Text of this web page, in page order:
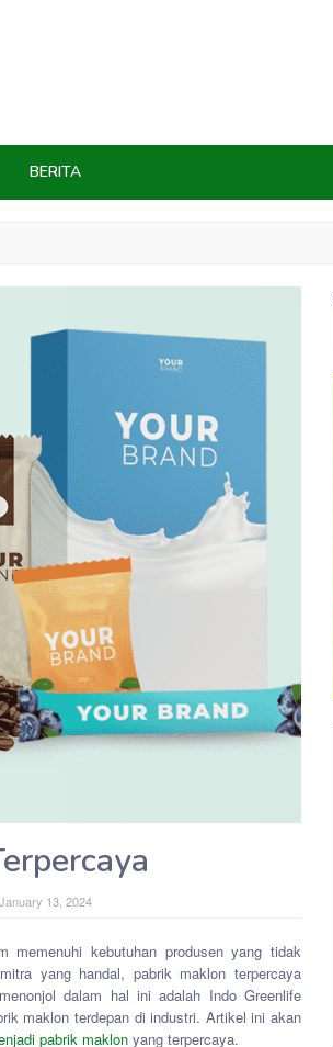
BERITA
January 13, 2024
memenuhi kebutuhan produsen yang tidak
yang handal, pabrik maklon terpercaya
dalam hal ini adalah Indo Greenlife
maklon terdepan di industri. Artikel ini akan
pabrik maklon yang terpercaya.